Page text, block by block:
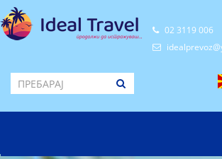
02 3119 006